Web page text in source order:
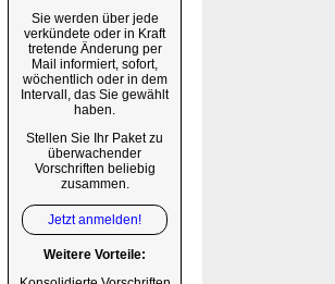
Sie werden über jede
verkündete oder in Kraft
tretende Änderung per
Mail informiert, sofort,
wöchentlich oder in dem
Intervall, das Sie gewählt
haben.
Stellen Sie Ihr Paket zu
überwachender
Vorschriften beliebig
zusammen.
Jetzt anmelden!
Weitere Vorteile: